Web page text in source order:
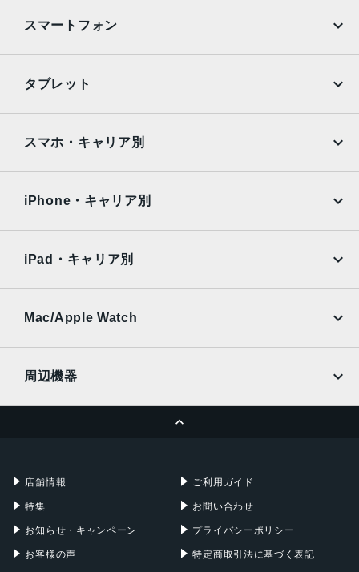
スマートフォン
AQUOS
OPPO Android
タブレット
Surface
Xiaomi Tablet
スマホ・キャリア別
Ymobile
UQmobile
iPhone・キャリア別
Ymobile
UQmobile
iPad・キャリア別
Mac/Apple Watch
周辺機器
店舗情報
特集
お知らせ・キャンペーン
お客様の声
ご利用ガイド
お問い合わせ
プライバシーポリシー
特定商取引法に基づく表記